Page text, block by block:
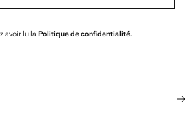
avoir lu la Politique de confidentialité.